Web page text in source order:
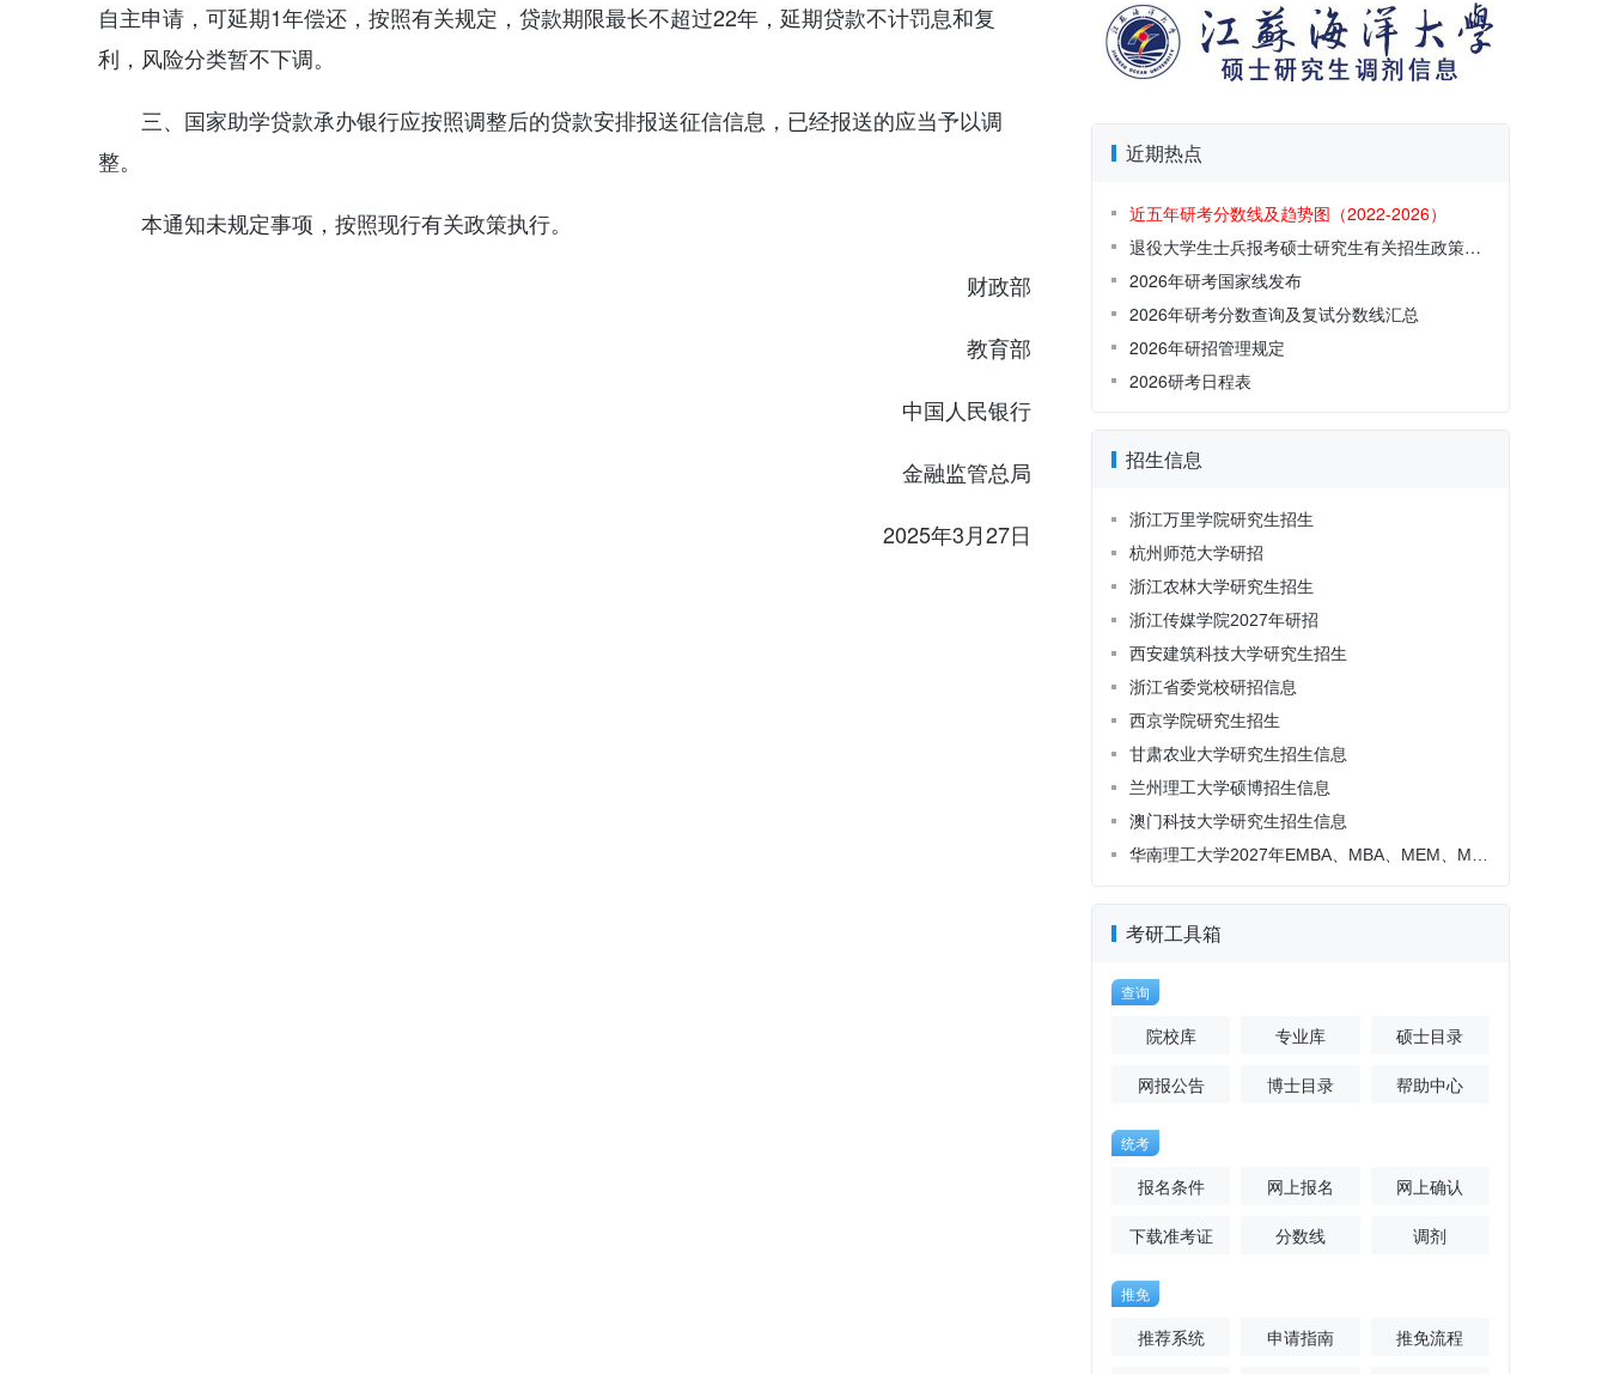
自主申请，可延期1年偿还，按照有关规定，贷款期限最长不超过22年，延期贷款不计罚息和复
利，风险分类暂不下调。
三、国家助学贷款承办银行应按照调整后的贷款安排报送征信信息，已经报送的应当予以调
整。
本通知未规定事项，按照现行有关政策执行。
财政部
教育部
中国人民银行
金融监管总局
2025年3月27日
近期热点
近五年研考分数线及趋势图（2022-2026）
退役大学生士兵报考硕士研究生有关招生政策解读
2026年研考国家线发布
2026年研考分数查询及复试分数线汇总
2026年研招管理规定
2026研考日程表
招生信息
考研工具箱
查询
院校库 专业库 硕士目录
网报公告 博士目录 帮助中心
统考
报名条件 网上报名 网上确认
下载准考证 分数线 调剂
推免
推荐系统 申请指南 推免流程